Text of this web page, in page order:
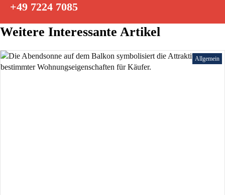
+49 7224 7085
Weitere Interessante Artikel
Allgemein